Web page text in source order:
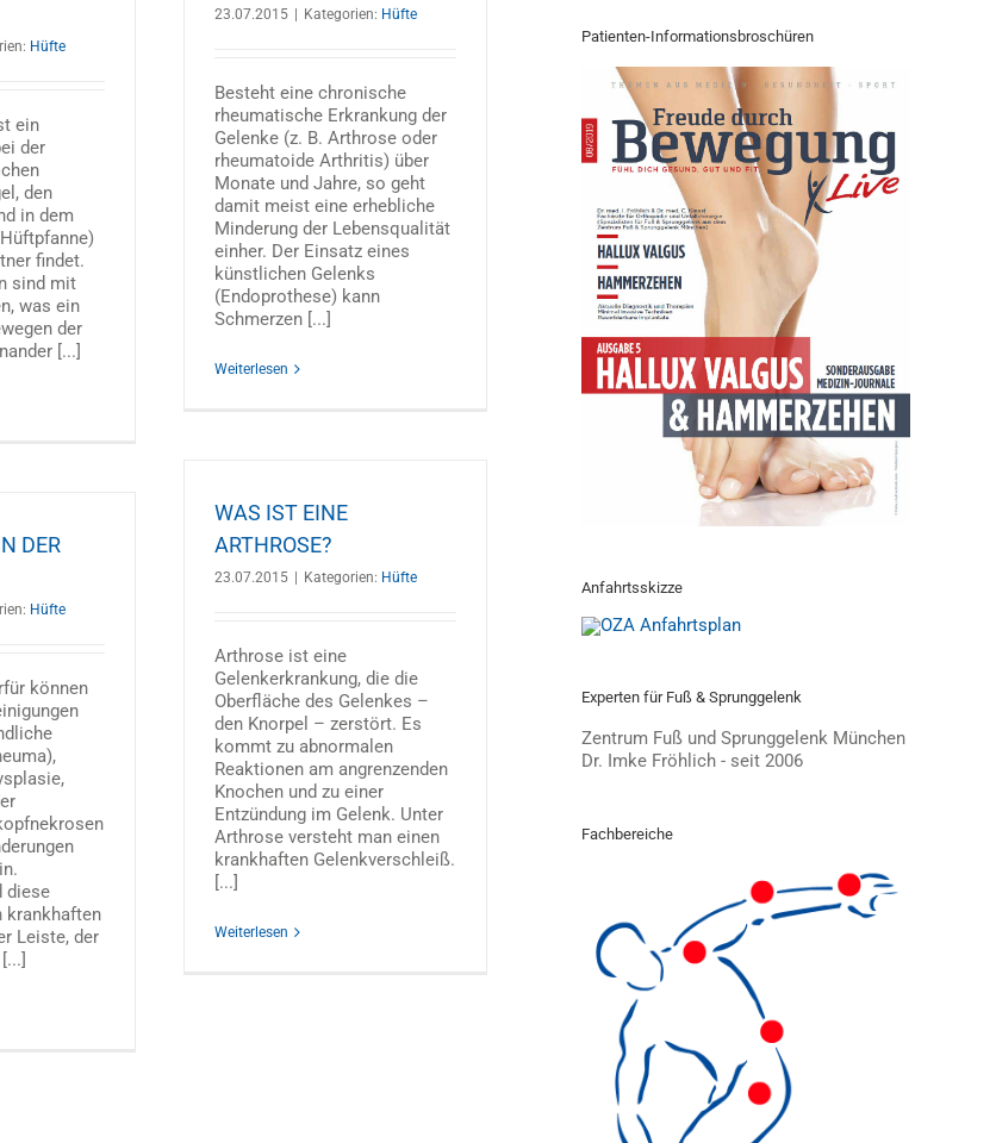
Hüfte
ein
der
den
in dem
findet.
sind mit
was ein
der
[...]
23.07.2015 Kategorien: Hüfte
Besteht eine chronische
rheumatische Erkrankung der
Gelenke (z. B. Arthrose oder
rheumatoide Arthritis) über
Monate und Jahre, so geht
damit meist eine erhebliche
Minderung der Lebensqualität
einher. Der Einsatz eines
künstlichen Gelenks
(Endoprothese) kann
Schmerzen [...]
Weiterlesen
WAS IST EINE
ARTHROSE?
23.07.2015 Kategorien: Hüfte
Arthrose ist eine
Gelenkerkrankung, die die
Oberfläche des Gelenkes –
den Knorpel – zerstört. Es
kommt zu abnormalen
Reaktionen am angrenzenden
Knochen und zu einer
Entzündung im Gelenk. Unter
Arthrose versteht man einen
krankhaften Gelenkverschleiß.
[...]
Weiterlesen
DER
Hüfte
können
diese
krankhaften
Leiste, der
Patienten-Informationsbroschüren
Anfahrtsskizze
Experten für Fuß & Sprunggelenk
Zentrum Fuß und Sprunggelenk München
Dr. Imke Fröhlich - seit 2006
Fachbereiche